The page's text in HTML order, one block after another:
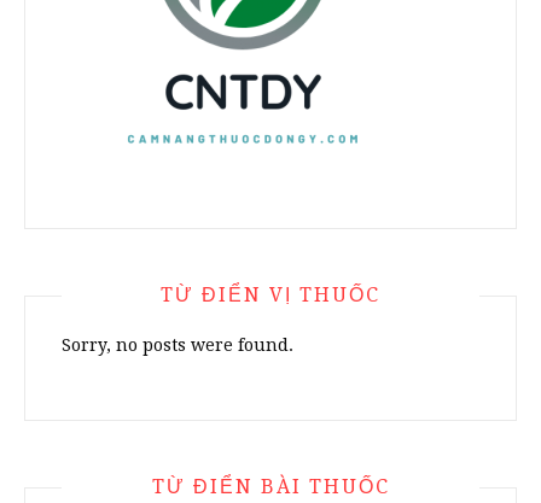
TỪ ĐIỂN VỊ THUỐC
Sorry, no posts were found.
TỪ ĐIỂN BÀI THUỐC